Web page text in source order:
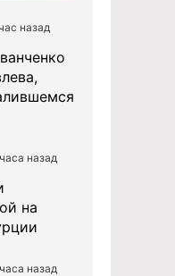
назад
назад
на
назад